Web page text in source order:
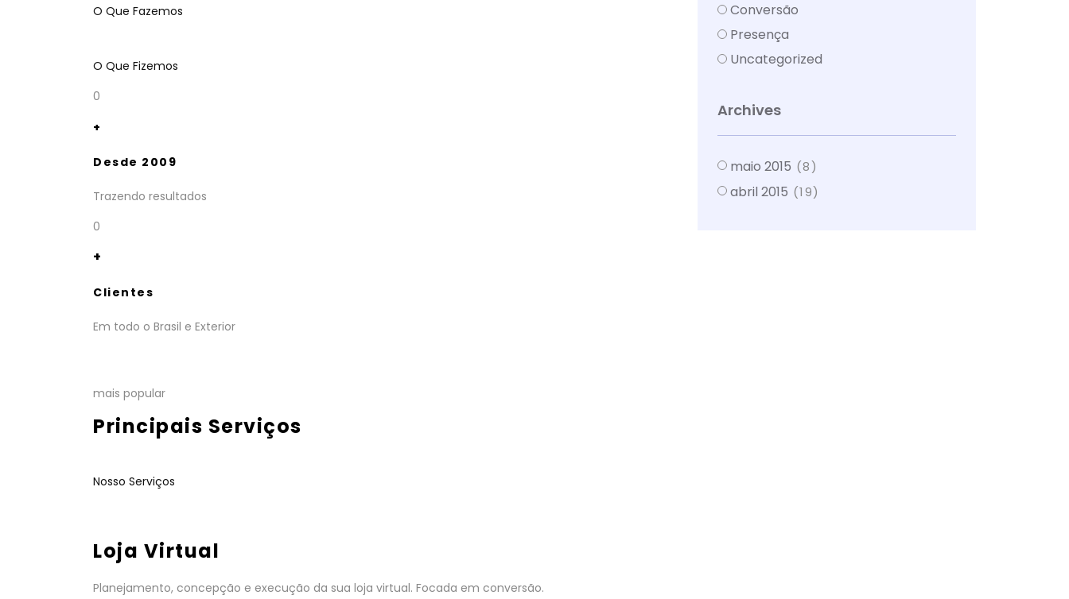
O Que Fazemos
O Que Fizemos
0
+
Desde 2009
Trazendo resultados
0
+
Clientes
Em todo o Brasil e Exterior
mais popular
Principais Serviços
Nosso Serviços
Loja Virtual
Planejamento, concepção e execução da sua loja virtual. Focada em conversão.
Conversão
Presença
Uncategorized
Archives
maio 2015 (8)
abril 2015 (19)